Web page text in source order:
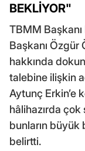
BEKLİYOR"
TBMM
Başkanı Özgür
hakkında
talebine ilişkin
Aytunç Erkin’e
hâlihazırda
bunların büyük
belirtti.